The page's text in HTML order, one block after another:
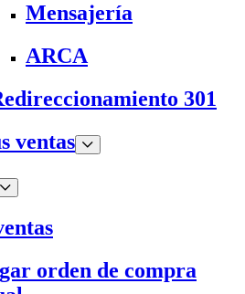
Mensajería
ARCA
301
ventas
orden de compra